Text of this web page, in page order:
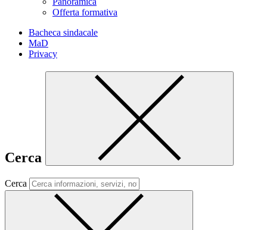
Offerta formativa
Bacheca sindacale
MaD
Privacy
Cerca
Cerca